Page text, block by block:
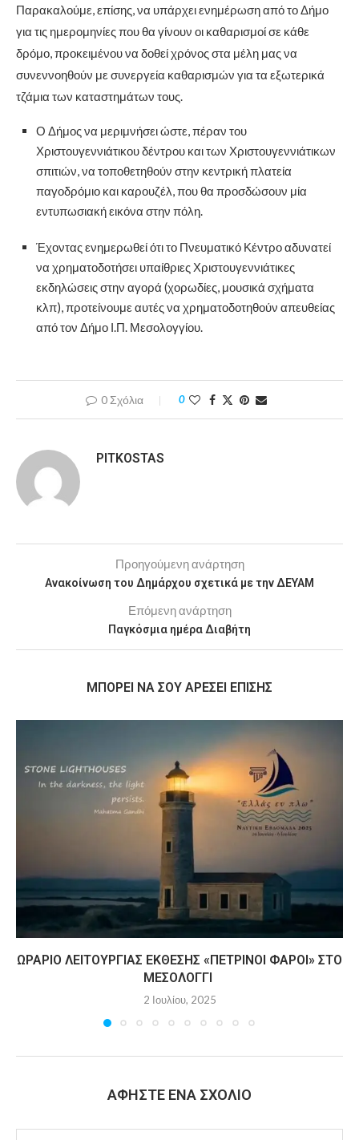
Παρακαλούμε, επίσης, να υπάρχει ενημέρωση από το Δήμο
για τις ημερομηνίες που θα γίνουν οι καθαρισμοί σε κάθε
δρόμο, προκειμένου να δοθεί χρόνος στα μέλη μας να
συνεννοηθούν με συνεργεία καθαρισμών για τα εξωτερικά
τζάμια των καταστημάτων τους.
Ο Δήμος να μεριμνήσει ώστε, πέραν του
Χριστουγεννιάτικου δέντρου και των Χριστουγεννιάτικων
σπιτιών, να τοποθετηθούν στην κεντρική πλατεία
παγοδρόμιο και καρουζέλ, που θα προσδώσουν μία
εντυπωσιακή εικόνα στην πόλη.
Έχοντας ενημερωθεί ότι το Πνευματικό Κέντρο αδυνατεί
να χρηματοδοτήσει υπαίθριες Χριστουγεννιάτικες
εκδηλώσεις στην αγορά (χορωδίες, μουσικά σχήματα
κλπ), προτείνουμε αυτές να χρηματοδοτηθούν απευθείας
από τον Δήμο Ι.Π. Μεσολογγίου.
0 Σχόλια 0
PITKOSTAS
Προηγούμενη ανάρτηση
Ανακοίνωση του Δημάρχου σχετικά με την ΔΕΥΑΜ
Επόμενη ανάρτηση
Παγκόσμια ημέρα Διαβήτη
MΠΟΡΕΊ ΝΑ ΣΟΥ ΑΡΈΣΕΙ ΕΠΊΣΗΣ
ΩΡΆΡΙΟ ΛΕΙΤΟΥΡΓΊΑΣ ΈΚΘΕΣΗΣ «ΠΈΤΡΙΝΟΙ ΦΆΡΟΙ» ΣΤΟ
ΜΕΣΟΛΌΓΓΙ
2 Ιουλίου, 2025
ΑΦΉΣΤΕ ΈΝΑ ΣΧΌΛΙΟ